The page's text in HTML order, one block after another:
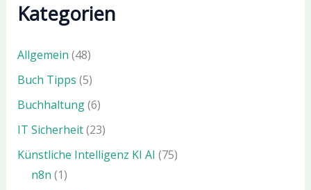
Kategorien
Allgemein (48)
Buch Tipps (5)
Buchhaltung(6)
IT Sicherheit(23)
Künstliche Intelligenz KI AI (75)
n8n (1)